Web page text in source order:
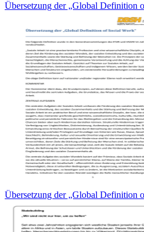
Übersetzung der „Global Definition
Übersetzung der „Global Definition